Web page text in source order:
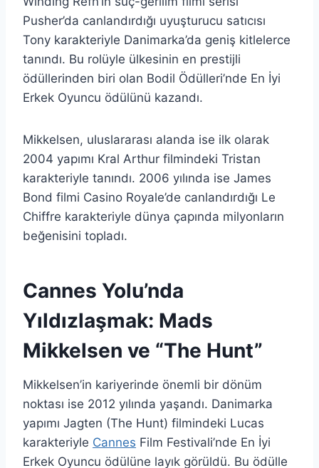
Pusher’da canlandırdığı uyuşturucu satıcısı
Tony karakteriyle Danimarka’da geniş kitlelerce
tanındı. Bu rolüyle ülkesinin en prestijli
ödüllerinden biri olan Bodil Ödülleri’nde En İyi
Erkek Oyuncu ödülünü kazandı.
Mikkelsen, uluslararası alanda ise ilk olarak
2004 yapımı Kral Arthur filmindeki Tristan
karakteriyle tanındı. 2006 yılında ise James
Bond filmi Casino Royale’de canlandırdığı Le
Chiffre karakteriyle dünya çapında milyonların
beğenisini topladı.
Cannes Yolu’nda
Yıldızlaşmak: Mads
Mikkelsen ve “The Hunt”
Mikkelsen’in kariyerinde önemli bir dönüm
noktası ise 2012 yılında yaşandı. Danimarka
yapımı Jagten (The Hunt) filmindeki Lucas
karakteriyle Cannes Film Festivali’nde En İyi
Erkek Oyuncu ödülüne layık görüldü. Bu ödülle